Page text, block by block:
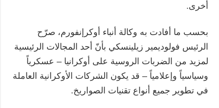
أخرى.
بحسب ما أفادت به وكالة أنباء أوكرإنفورم، صرّح
الرئيس فولوديمير زيلينسكي بأنّ أحد المجالات الرئيسية
لمزيد من الضربات الروسية على أوكرانيا – عسكرياً
وسياسياً وإعلامياً – قد يكون الشركات الأوكرانية العاملة
في تطوير جميع أنواع تقنيات الصواريخ.